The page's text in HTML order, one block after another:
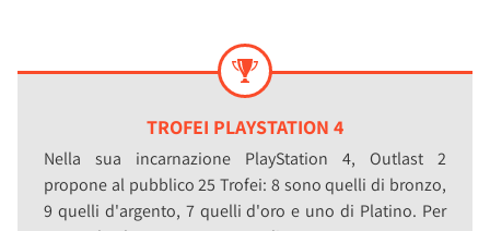
TROFEI PLAYSTATION 4
Nella sua incarnazione PlayStation 4, Outlast 2
propone al pubblico 25 Trofei: 8 sono quelli di bronzo,
9 quelli d'argento, 7 quelli d'oro e uno di Platino. Per